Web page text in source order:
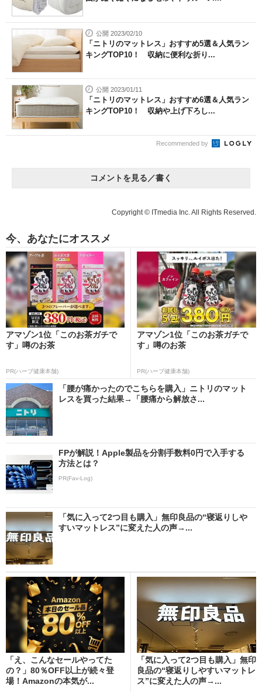
公開 2023/02/10
「ニトリのマットレス」おすすめ5選＆人気ラン
キングTOP10！ 収納に便利な折り...
公開 2023/01/11
「ニトリのマットレス」おすすめ6選＆人気ラン
キングTOP10！ 収納や上げ下ろし...
Recommended by
コメントを見る／書く
Copyright © ITmedia Inc. All Rights Reserved.
今、あなたにオススメ
アマゾン1位「このお茶ガチで
す」噂のお茶
PR(ハーブ健康本舗)
アマゾン1位「このお茶ガチで
す」噂のお茶
PR(ハーブ健康本舗)
「腰が痛かったのでこちらを購入」ニトリのマット
レスを買った結果→「腰痛から解放さ...
FPが解説！Apple製品を分割手数料0円で入手する
方法とは？
PR(Fav-Log)
「気に入って2つ目も購入」無印良品の“寝返りしや
すいマットレス”に変えた人の声→...
「え、こんなセールやってた
の？」80％OFF以上が続々登
場！Amazonの本気が...
「気に入って2つ目も購入」無印
良品の“寝返りしやすいマットレ
ス”に変えた人の声→...